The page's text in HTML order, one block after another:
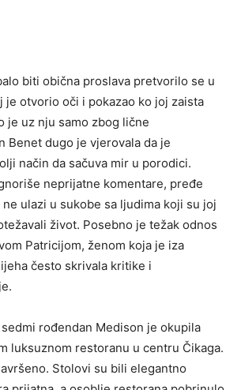
biti obična proslava pretvorilo se u
je otvorio oči i pokazao ko joj zaista
je uz nju samo zbog lične
Benet dugo je vjerovala da je
način da sačuva mir u porodici.
neprijatne komentare, pređe
ulazi u sukobe sa ljudima koji su joj
život. Posebno je težak odnos
Patricijom, ženom koja je iza
često skrivala kritike i
rođendan Medison je okupila
luksuznom restoranu u centru Čikaga.
Stolovi su bili elegantno